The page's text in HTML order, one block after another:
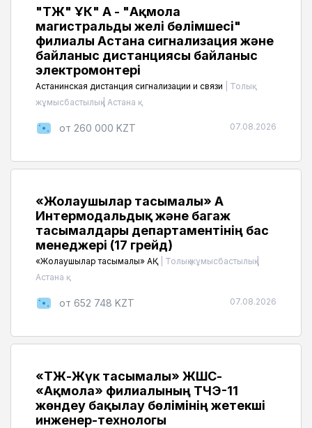
"ҚТЖ" ҰК" АҚ - "Ақмола
магистральды желі бөлімшесі"
филиалы Астана сигнализация және
байланыс дистанциясы байланыс
электромонтері
Астанинская дистанция сигнализации и связи
Толық
жұмысбастылық | Астана қ.
от 260 000 KZT 07.08.2026
«Жолаушылар тасымалы» АҚ
Интермодальдық және багаж
тасымалдары департаментінің бас
менеджері (17 грейд)
«Жолаушылар тасымалы» АҚ Толық жұмысбастылық |
Астана қ.
от 652 748 KZT 07.08.2026
«ҚТЖ-Жүк тасымалы» ЖШС-
«Ақмола» филиалының ТЧЭ-11
жөндеу бақылау бөлімінің жетекші
инженер-технологы